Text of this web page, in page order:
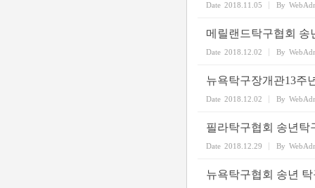
Date 2018.11.05 By
메릴랜드탁구협회 송
Date 2018.12.02 By
뉴욕탁구장개관13주
Date 2018.12.02 By
필라탁구협회 송년탁
Date 2018.12.29 By
뉴욕탁구협회 송년